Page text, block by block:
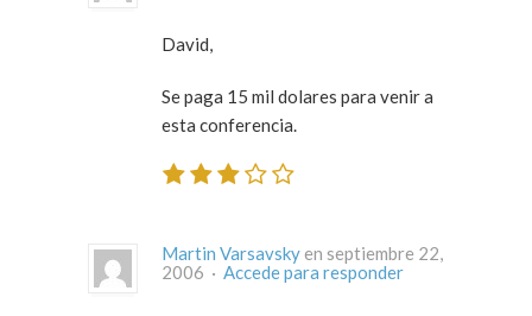
David,
Se paga 15 mil dolares para venir a
esta conferencia.
Martin Varsavsky en septiembre 22,
2006 · Accede para responder